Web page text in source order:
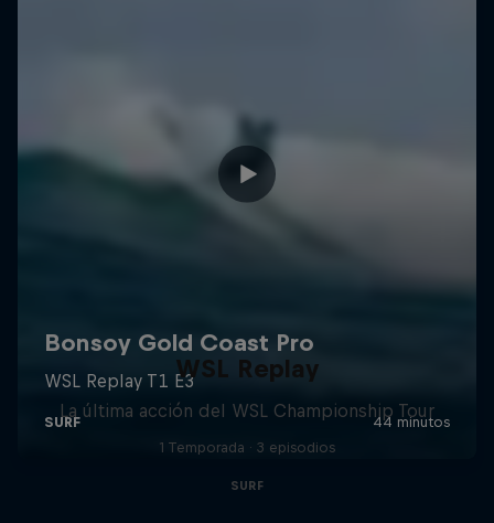
WSL Replay
La última acción del WSL Championship Tour
1 Temporada · 3 episodios
SURF